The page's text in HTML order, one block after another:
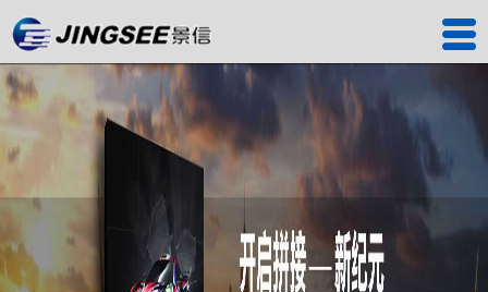
产品中心
工程案例
解决方案
服务中心